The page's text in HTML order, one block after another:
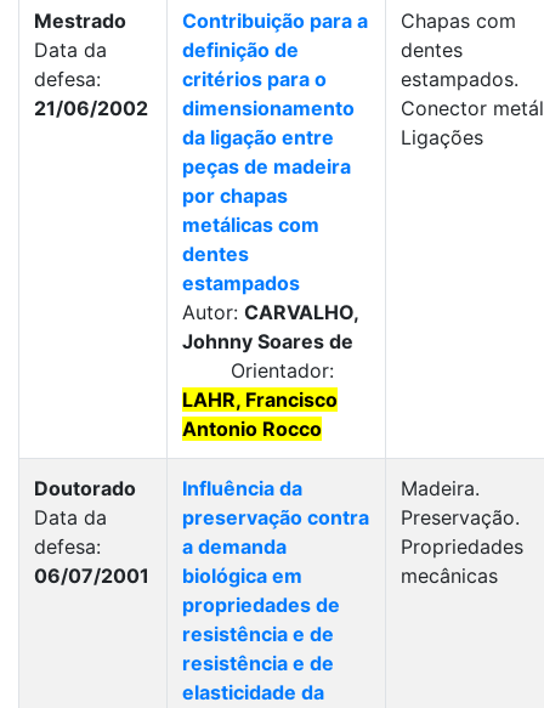
Mestrado
Data da
defesa:
21/06/2002
Contribuição para a
definição de
critérios para o
dimensionamento
da ligação entre
peças de madeira
por chapas
metálicas com
dentes
estampados
Autor: CARVALHO,
Johnny Soares de
Orientador:
LAHR, Francisco
Antonio Rocco
Chapas com
dentes
estampados.
Conector
Ligações
Doutorado
Data da
defesa:
06/07/2001
Influência da
preservação contra
a demanda
biológica em
propriedades de
resistência e de
resistência e de
elasticidade da
Madeira.
Preservação.
Propriedades
mecânicas